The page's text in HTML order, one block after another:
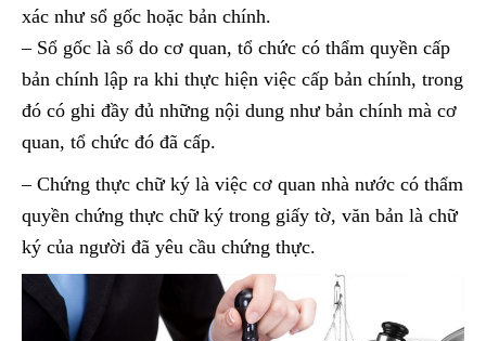
xác như sổ gốc hoặc bản chính.
– Sổ gốc là sổ do cơ quan, tổ chức có thẩm quyền cấp
bản chính lập ra khi thực hiện việc cấp bản chính, trong
đó có ghi đầy đủ những nội dung như bản chính mà cơ
quan, tổ chức đó đã cấp.
– Chứng thực chữ ký là việc cơ quan nhà nước có thẩm
quyền chứng thực chữ ký trong giấy tờ, văn bản là chữ
ký của người đã yêu cầu chứng thực.